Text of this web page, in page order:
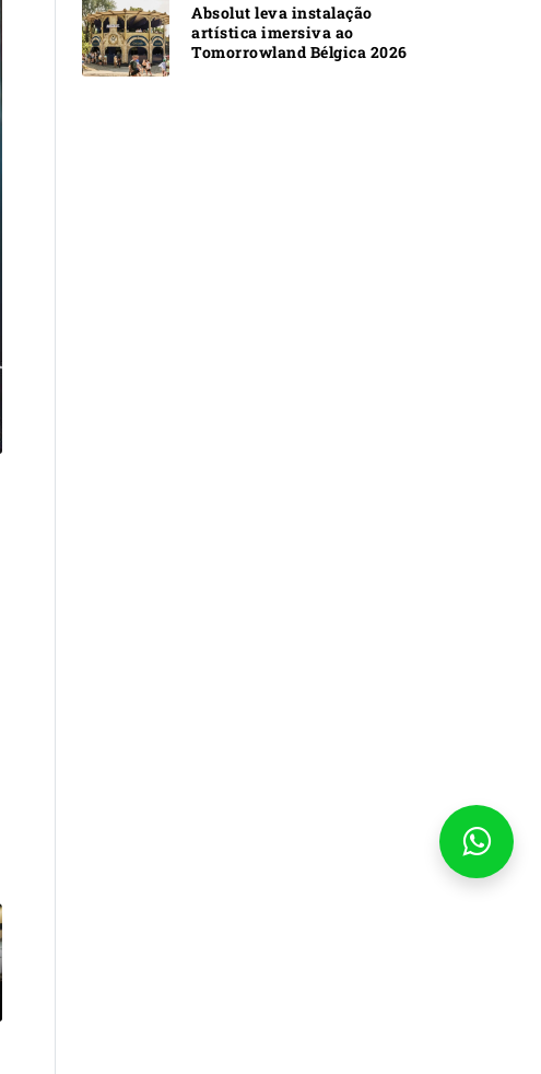
Absolut leva instalação
artística imersiva ao
Tomorrowland Bélgica 2026